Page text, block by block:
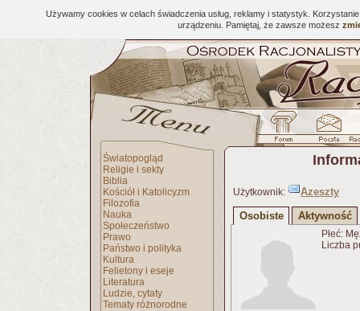
Używamy cookies w celach świadczenia usług, reklamy i statystyk.
urządzeniu. Pamiętaj, że zawsze możesz
Światopogląd
Religie i sekty
Biblia
Kościół i Katolicyzm
Filozofia
Nauka
Społeczeństwo
Prawo
Państwo i polityka
Kultura
Felietony i eseje
Literatura
Ludzie, cytaty
Tematy różnorodne
Użytkownik:
Azeszty
Osobiste
Aktywność
Płeć:
Liczba